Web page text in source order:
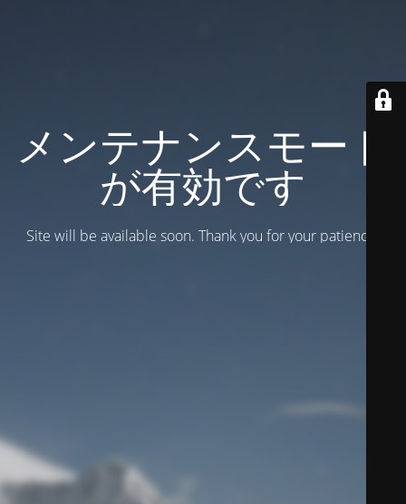
メンテナンスモード
が有効です
Site will be available soon. Thank you for your patience!